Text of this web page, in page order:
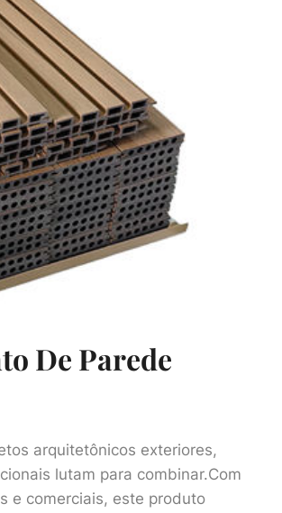
De Parede
arquitetônicos exteriores,
lutam para combinar.Com
e comerciais, este produto